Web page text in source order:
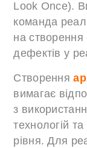
Look Once).
команда
на створення
дефектів у
Створення
вимагає
з
технологій
рівня. Для